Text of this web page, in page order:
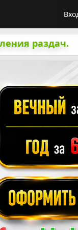
раздач.